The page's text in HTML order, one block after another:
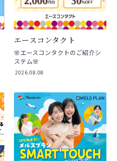
エースコンタクト
🌸エースコンタクトのご紹介シ
ステム🌸
2026.08.08